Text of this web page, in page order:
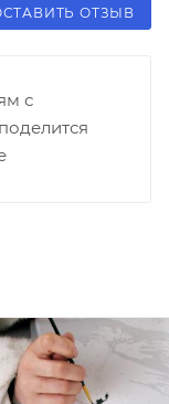
ОТЗЫВ
с